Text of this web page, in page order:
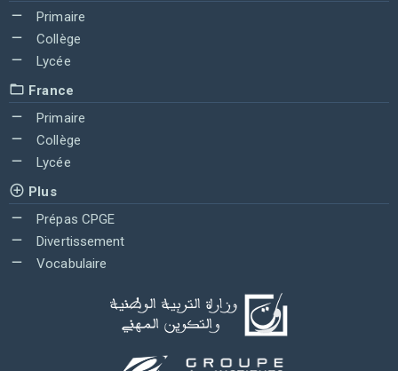
Primaire
Collège
Lycée
France
Primaire
Collège
Lycée
Plus
Prépas CPGE
Divertissement
Vocabulaire